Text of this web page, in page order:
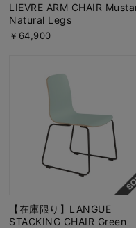
LIEVRE ARM CHAIR
Natural Legs
￥64,900
【在庫限り】LANGUE
STACKING CHAIR Green